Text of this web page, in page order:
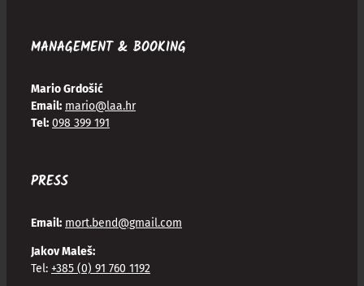
MANAGEMENT & BOOKING
Mario Grdošić
Email: mario@laa.hr
Tel: 098 399 191
PRESS
Email: mort.bend@gmail.com
Jakov Maleš:
Tel: +385 (0) 91 760 1192